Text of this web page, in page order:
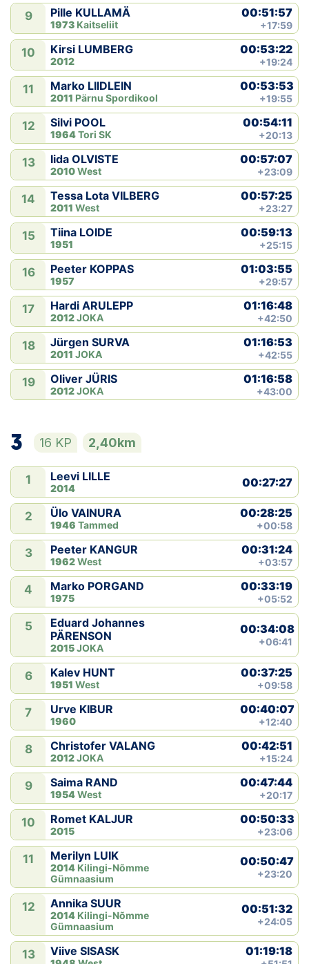
9 Pille KULLAMÄ
1973 Kaitseliit
00:51:57
+17:59
10 Kirsi LUMBERG
2012
00:53:22
+19:24
11 Marko LIIDLEIN
2011 Pärnu Spordikool
00:53:53
+19:55
12 Silvi POOL
1964Tori SK
00:54:11
+20:13
13 Iida OLVISTE
2010West
00:57:07
+23:09
14 Tessa Lota VILBERG
2011 West
00:57:25
+23:27
15 Tiina LOIDE
1951
00:59:13
+25:15
16 Peeter KOPPAS
1957
01:03:55
+29:57
17 Hardi ARULEPP
2012JOKA
01:16:48
+42:50
18 Jürgen SURVA
2011 JOKA
01:16:53
+42:55
19 Oliver JÜRIS
2012JOKA
01:16:58
+43:00
3 16 KP 2,40km
1 Leevi LILLE
2014 00:27:27
2 Ülo VAINURA
1946 Tammed
00:28:25
+00:58
3 Peeter KANGUR
1962West
00:31:24
+03:57
4 Marko PORGAND
1975
00:33:19
+05:52
5
Eduard Johannes
PÄRENSON
2015JOKA
00:34:08
+06:41
6 Kalev HUNT
1951 West
00:37:25
+09:58
7 Urve KIBUR
1960
00:40:07
+12:40
8 Christofer VALANG
2012JOKA
00:42:51
+15:24
9 Saima RAND
1954West
00:47:44
+20:17
10 Romet KALJUR
2015
00:50:33
+23:06
11 Merilyn LUIK
2014 Kilingi-Nõmme
Gümnaasium
00:50:47
+23:20
12 Annika SUUR
2014 Kilingi-Nõmme
Gümnaasium
00:51:32
+24:05
13 Viive SISASK 01:19:18